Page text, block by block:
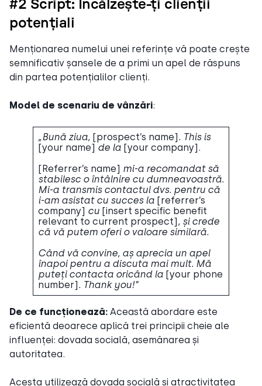
#2 Script: Încălzește-ți clienții
potențiali
Menționarea numelui unei referințe vă poate crește
semnificativ șansele de a primi un apel de răspuns
din partea potențialilor clienți.
Model de scenariu de vânzări:
„Bună ziua, [prospect’s name]. This is
[your name] de la [your company].
[Referrer’s name] mi-a recomandat să
stabilesc o întâlnire cu dumneavoastră.
Mi-a transmis contactul dvs. pentru că
i-am asistat cu succes la [referrer’s
company] cu [insert specific benefit
relevant to current prospect], și crede
că vă putem oferi o valoare similară.
Când vă convine, aș aprecia un apel
înapoi pentru a discuta mai mult. Mă
puteți contacta oricând la [your phone
number]. Thank you!”
De ce funcționează: Această abordare este
eficientă deoarece aplică trei principii cheie ale
influenței: dovada socială, asemănarea și
autoritatea.
Acesta utilizează dovada socială și atractivitatea